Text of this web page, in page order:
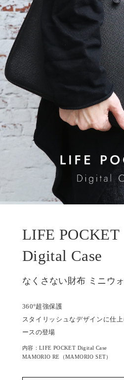
LIFE POCKET
Digital Case
なくさない財布 ミニウ
360°超強保護
スタイリッシュなデザインに仕
ースの登場
内容：LIFE POCKET Digital Case
MAMORIO RE（MAMORIO SET）